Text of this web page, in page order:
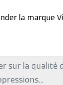
la marque